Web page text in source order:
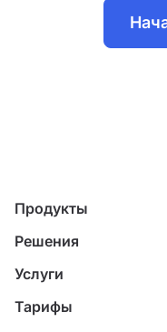
Продукты
Управление
Проекты
Финансы
Решения
ИТ-компании
Строительные
Услуги
Внедрение системы
Тарифы